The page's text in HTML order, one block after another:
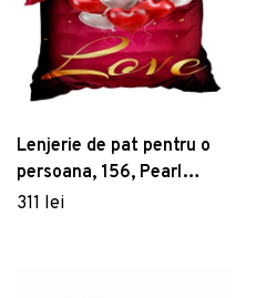
Lenjerie de pat pentru o
persoana, 156, Pearl
Home, Poliester Satinat
311 lei